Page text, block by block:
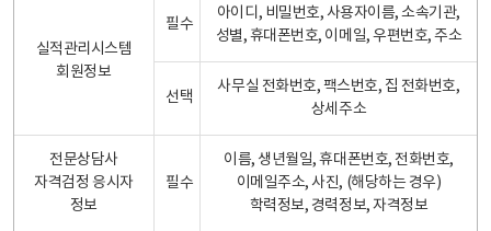
실적관리시스템
회원정보
필수
아이디, 비밀번호, 사용자이름, 소속기관,
성별, 휴대폰번호, 이메일, 우편번호, 주소
선택
사무실 전화번호, 팩스번호, 집 전화번호,
상세주소
전문상담사
자격검정 응시자
정보
필수
이름, 생년월일, 휴대폰번호, 전화번호,
이메일주소, 사진, (해당하는 경우)
학력정보, 경력정보, 자격정보